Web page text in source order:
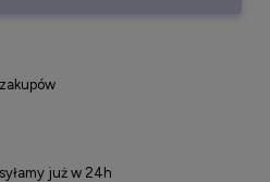
już w 24h